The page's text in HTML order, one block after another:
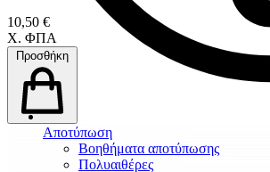
Αποτύπωση
Βοηθήματα αποτύπωσης
Πολυαιθέρες
10,50 €
Χ. ΦΠΑ
Προσθήκη